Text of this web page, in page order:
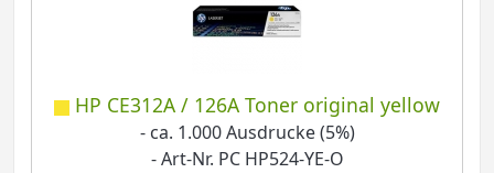
HP CE312A / 126A Toner original yellow
- ca. 1.000 Ausdrucke (5%)
- Art-Nr. PC HP524-YE-O